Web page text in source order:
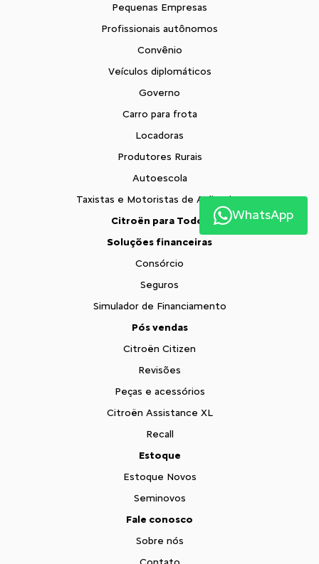
Pequenas Empresas
Profissionais autônomos
Convênio
Veículos diplomáticos
Governo
Carro para frota
Locadoras
Produtores Rurais
Autoescola
Taxistas e Motoristas de Aplicativo
Citroën para Todos
Soluções financeiras
Consórcio
Seguros
Simulador de Financiamento
Pós vendas
Citroën Citizen
Revisões
Peças e acessórios
Citroën Assistance XL
Recall
Estoque
Estoque Novos
Seminovos
Fale conosco
Sobre nós
WhatsApp